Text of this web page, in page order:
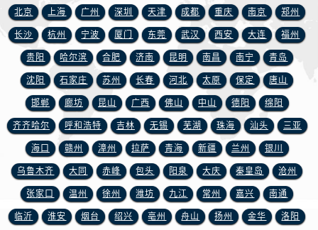
山东省济南市历下区经十路11111号华润中心写字楼（万象城）15层1508室浪琴售后服务中心（需提前预约）
山东省济宁市任城区太白楼路浪琴售后服务中心（需提前预约）
山东省莱芜市文化南路8号银座商城名表维修一楼名表维修浪琴售后服务中心（需提前预约）
山东省临沂市兰山区解放路浪琴售后服务中心（需提前预约）
山东省日照市东港区烟台路浪琴售后服务中心（需提前预约）
山东省泰安市泰山区财源街道泰山大街浪琴售后服务中心（需提前预约）
山东省威海市环翠区新威海路89号振华商厦一楼名表维修浪琴售后服务中心（需提前预约）
山东省潍坊市奎文区东风东街浪琴售后服务中心（需提前预约）
山东省枣庄市滕州市北辛路与善国路交叉口浪琴售后服务中心（需提前预约）
山东省淄博市张店区金晶大道浪琴售后服务中心（需提前预约）
上海市黄浦区南京东路299号宏伊国际广场写字楼8层806室浪琴售后服务中心（需提前预约）
上海市徐汇区虹桥路3号港汇中心2座37层3705室浪琴售后服务中心（需提前预约）
北京 上海 广州 深圳 天津 成都 重庆 南京 郑州
长沙 杭州 宁波 厦门 东莞 武汉 西安 大连 福州
贵阳 哈尔滨 合肥 济南 昆明 南昌 南宁 青岛
沈阳 石家庄 苏州 长春 河北 太原 保定 唐山
邯郸 廊坊 昆山 广西 佛山 中山 德阳 绵阳
齐齐哈尔 呼和浩特 吉林 无锡 芜湖 珠海 汕头 三亚
海口 赣州 漳州 拉萨 青海 新疆 兰州 银川
乌鲁木齐 大同 赤峰 包头 阳泉 大庆 秦皇岛 沧州
张家口 温州 徐州 潍坊 九江 常州 嘉兴 南通
临沂 淮安 烟台 绍兴 亳州 舟山 扬州 金华 洛阳